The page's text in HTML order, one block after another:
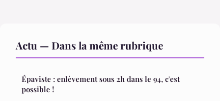
Actu — Dans la même rubrique
Épaviste : enlèvement sous 2h dans le 94, c'est
possible !